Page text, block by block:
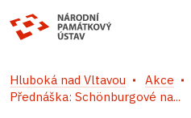
Hluboká nad Vltavou
Akce
Přednáška: Schönburgové na...